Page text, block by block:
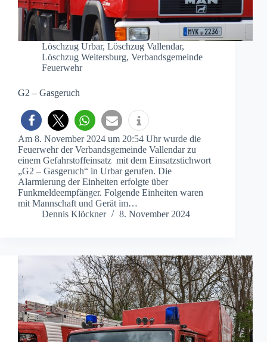
Löschzug Urbar, Löschzug Vallendar,
Löschzug Weitersburg, Verbandsgemeinde
Feuerwehr
G2 – Gasgeruch
Am 8. November 2024 um 20:54 Uhr wurde die
Feuerwehr der Verbandsgemeinde Vallendar zu
einem Gefahrstoffeinsatz mit dem Einsatzstichwort
„G2 – Gasgeruch“ in Urbar gerufen. Die
Alarmierung der Einheiten erfolgte über
Funkmeldeempfänger. Folgende Einheiten waren
mit Mannschaft und Gerät im…
Dennis Klöckner
8. November 2024